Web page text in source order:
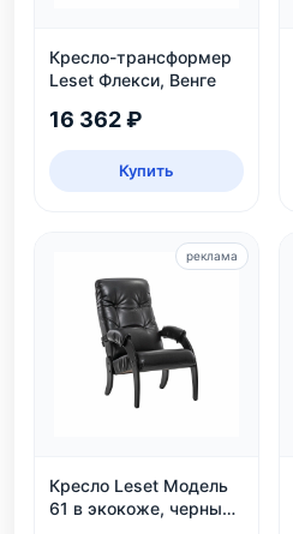
Кресло-трансформер
Leset Флекси, Венге
16 362 ₽
Купить
Кресло Leset Модель
61 в экокоже, черный
реклама